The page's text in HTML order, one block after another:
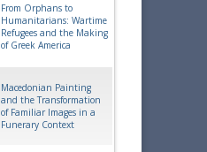
From Orphans to
Humanitarians: Wartime
Refugees and the Making
of Greek America
Macedonian Painting
and the Transformation
of Familiar Images in a
Funerary Context